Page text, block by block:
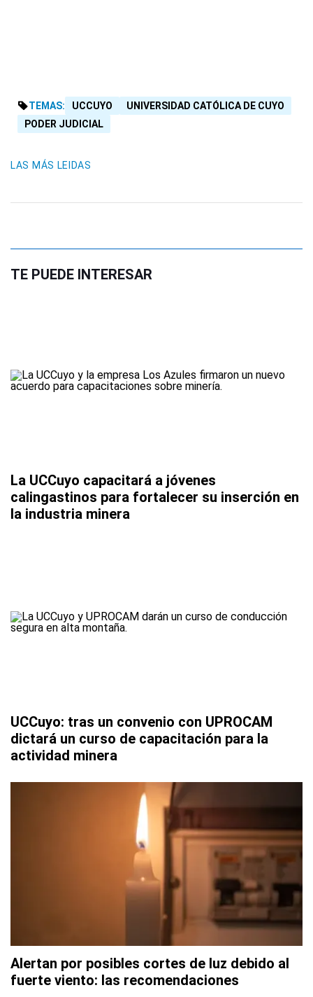
TEMAS: UCCUYO
UNIVERSIDAD CATÓLICA DE CUYO
PODER JUDICIAL
LAS MÁS LEIDAS
TE PUEDE INTERESAR
La UCCuyo capacitará a jóvenes
calingastinos para fortalecer su inserción en
la industria minera
UCCuyo: tras un convenio con UPROCAM
dictará un curso de capacitación para la
actividad minera
Alertan por posibles cortes de luz debido al
fuerte viento: las recomendaciones